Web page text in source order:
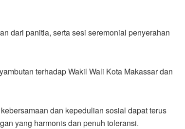
dari panitia, serta sesi seremonial penyerahan
terhadap Wakil Wali Kota Makassar dan
dan kepedulian sosial dapat terus
yang harmonis dan penuh toleransi.